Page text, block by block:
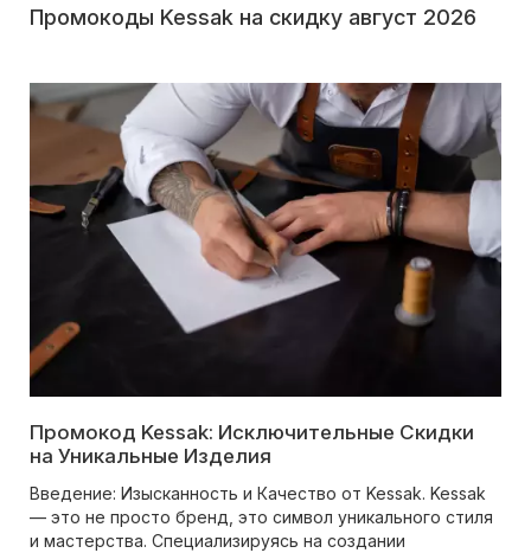
Промокоды Kessak на скидку август 2026
Промокод Kessak: Исключительные Скидки
на Уникальные Изделия
Введение: Изысканность и Качество от Kessak. Kessak
— это не просто бренд, это символ уникального стиля
и мастерства. Специализируясь на создании